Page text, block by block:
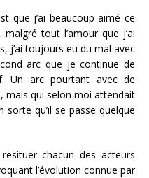
que j’ai beaucoup aimé ce
tout l’amour que j’ai
j’ai toujours eu du mal avec
arc que je continue de
Un arc pourtant avec de
mais qui selon moi attendait
qu’il se passe quelque
chacun des acteurs
l’évolution connue par